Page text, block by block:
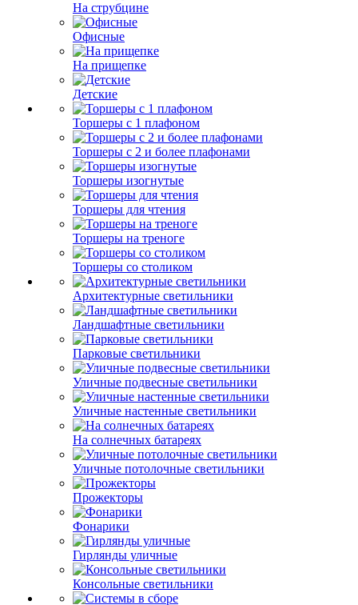
На струбцине
Офисные
На прищепке
Детские
Торшеры с 1 плафоном
Торшеры с 2 и более плафонами
Торшеры изогнутые
Торшеры для чтения
Торшеры на треноге
Торшеры со столиком
Архитектурные светильники
Ландшафтные светильники
Парковые светильники
Уличные подвесные светильники
Уличные настенные светильники
На солнечных батареях
Уличные потолочные светильники
Прожекторы
Фонарики
Гирлянды уличные
Консольные светильники